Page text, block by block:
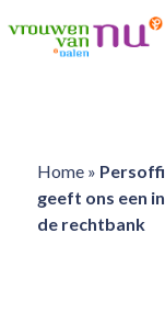
Home»
geeft ons een
de rechtbank